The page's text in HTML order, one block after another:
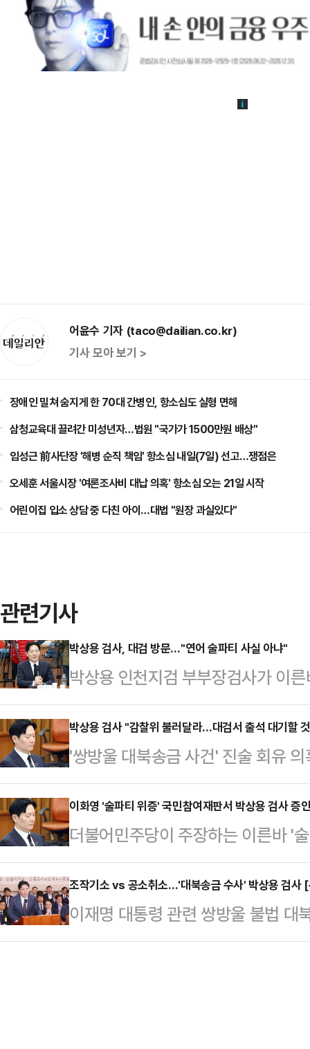
어윤수 기자 (taco@dailian.co.kr)
기사 모아 보기 >
장애인 밀쳐 숨지게 한 70대 간병인, 항소심도 실형 면해
삼청교육대 끌려간 미성년자…법원 "국가가 1500만원 배상"
임성근 前사단장 '해병 순직 책임' 항소심 내일(7일) 선고…쟁점은
오세훈 서울시장 '여론조사비 대납 의혹' 항소심 오는 21일 시작
어린이집 입소 상담 중 다친 아이…대법 "원장 과실있다"
관련기사
박상용 검사, 대검 방문…"연어 술파티 사실 아냐"
박상용 인천지검 부부장검사가 이
대검찰청 감찰위원회에 소명할 기
터 감찰위원회를 열고 박 검사에 대
따르면 박 검사는 이날 오후 1시 50
혹에 대해 "바로 옆에 있던 교도관
는 건데 그게 어떻게 사실일 수 있
결과를 가지고 징계한다는 것 자체
이고,…
박상용 검사 "감찰위 불러달라…대검서 출석 대기할
'쌍방울 대북송금 사건' 진술 회유
검 부부장검사가 조만간 열리는 것
하겠다는 뜻을 밝혔다.8일 법조계
에 "5월11일 대검 감찰위원회가 개
당일 몇 시에 개최되는지도 알지 못
출석해 대기하고 있겠다"고 적었다
주신 질의에 성실히 설명해드리겠
소명 한번 없는 절차로 …
이화영 '술파티 위증' 국민참여재판서 박상용 검사 증
더불어민주당이 주장하는 이른바 '
화영 전 경기도평화부지사의 국민
증인으로 채택됐다.수원지법 형사
사의 국회증언감정법상 위증, 정치
사방해, 위계공무집행방해 혐의 공
조작기소 vs 공소취소…'대북송금 수사' 박상용 검사
이재명 대통령 관련 쌍방울 불법 대
연수원 38기) 인천지검 부부장검